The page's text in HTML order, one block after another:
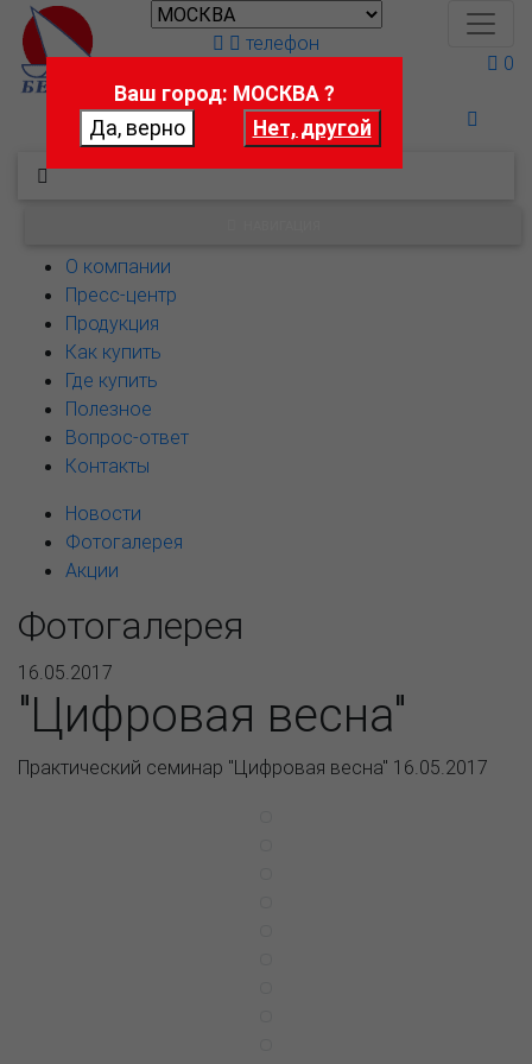
Поможем выбрать
телефон
0
О компании
Пресс-центр
Продукция
Как купить
Где купить
Полезное
Вопрос-ответ
Контакты
Новости
Фотогалерея
Акции
Фотогалерея
16.05.2017
"Цифровая весна"
Практический семинар "Цифровая весна" 16.05.2017
Ваш город: МОСКВА ?